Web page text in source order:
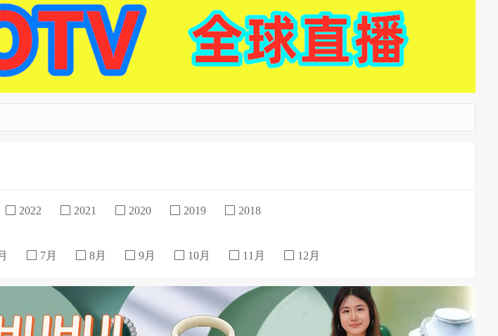
2022 2021 2020 2019
2018
7月 8月 9月 10月 11月 12月